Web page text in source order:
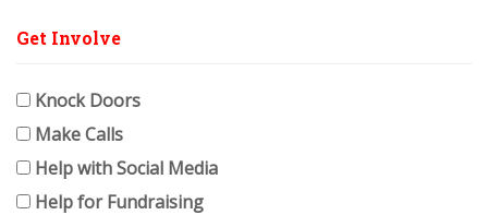
Get Involve
Knock Doors
Make Calls
Help with Social Media
Help for Fundraising